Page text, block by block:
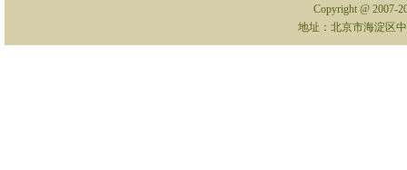
Copyright @ 2007-
地址：北京市海淀区